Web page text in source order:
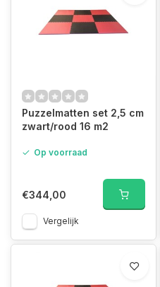
Puzzelmatten set 2,5 cm
zwart/rood 16 m2
Op voorraad
€344,00
Vergelijk